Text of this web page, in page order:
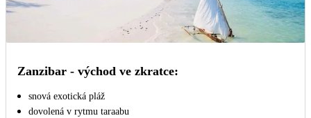
Zanzibar - východ ve zkratce:
snová exotická pláž
dovolená v rytmu taraabu